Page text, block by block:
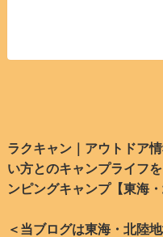
ラクキャン｜アウトドア
い方とのキャンプライフ
ンピングキャンプ【東海・
＜当ブログは東海・北陸